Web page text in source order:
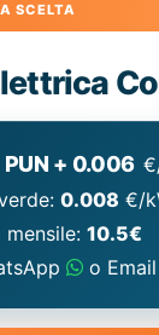
PUN + 0.006
0.008 €/
10.5€
o Email